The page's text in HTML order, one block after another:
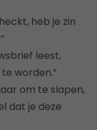
heb je zin
leest,
worden.”
om te slapen,
dat je deze